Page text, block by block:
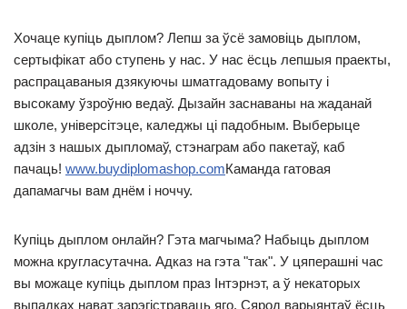
Хочаце купіць дыплом? Лепш за ўсё замовіць дыплом,
сертыфікат або ступень у нас. У нас ёсць лепшыя праекты,
распрацаваныя дзякуючы шматгадоваму вопыту і
высокаму ўзроўню ведаў. Дызайн заснаваны на жаданай
школе, універсітэце, каледжы ці падобным. Выберыце
адзін з нашых дыпломаў, стэнаграм або пакетаў, каб
пачаць! www.buydiplomashop.comКаманда гатовая
дапамагчы вам днём і ноччу.
Купіць дыплом онлайн? Гэта магчыма? Набыць дыплом
можна кругласутачна. Адказ на гэта "так". У цяперашні час
вы можаце купіць дыплом праз Інтэрнэт, а ў некаторых
выпадках нават зарэгістраваць яго. Сярод варыянтаў ёсць